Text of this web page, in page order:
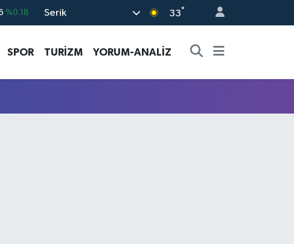
%0.18
%0.38
%0.03
Serik 33°
SPOR TURİZM YORUM-ANALİZ